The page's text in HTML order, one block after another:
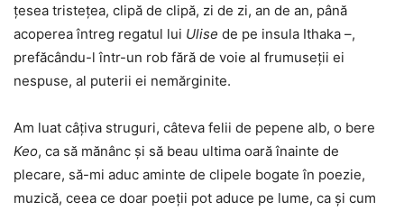
țesea tristețea, clipă de clipă, zi de zi, an de an, până
acoperea întreg regatul lui Ulise de pe insula Ithaka –,
prefăcându-l într-un rob fără de voie al frumuseții ei
nespuse, al puterii ei nemărginite.
Am luat câțiva struguri, câteva felii de pepene alb, o bere
Keo, ca să mănânc și să beau ultima oară înainte de
plecare, să-mi aduc aminte de clipele bogate în poezie,
muzică, ceea ce doar poeții pot aduce pe lume, ca și cum